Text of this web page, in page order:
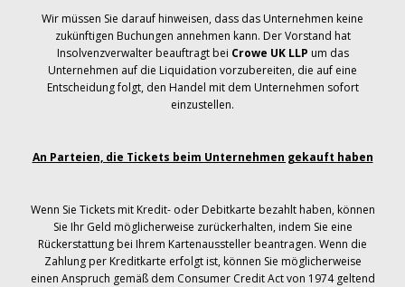
Wir müssen Sie darauf hinweisen, dass das Unternehmen keine
zukünftigen Buchungen annehmen kann. Der Vorstand hat
Insolvenzverwalter beauftragt bei Crowe UK LLP um das
Unternehmen auf die Liquidation vorzubereiten, die auf eine
Entscheidung folgt, den Handel mit dem Unternehmen sofort
einzustellen.
An Parteien, die Tickets beim Unternehmen gekauft haben
Wenn Sie Tickets mit Kredit- oder Debitkarte bezahlt haben, können
Sie Ihr Geld möglicherweise zurückerhalten, indem Sie eine
Rückerstattung bei Ihrem Kartenaussteller beantragen. Wenn die
Zahlung per Kreditkarte erfolgt ist, können Sie möglicherweise
einen Anspruch gemäß dem Consumer Credit Act von 1974 geltend